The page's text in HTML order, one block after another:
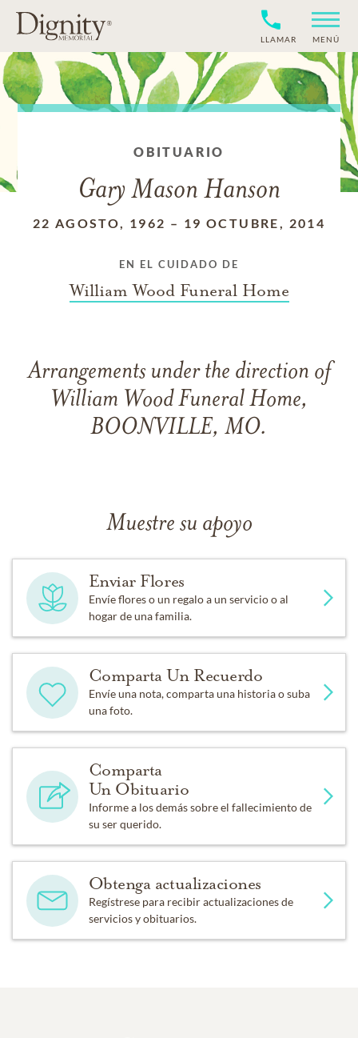
LLAMAR MENÚ
OBITUARIO
Gary Mason Hanson
22 AGOSTO, 1962 – 19 OCTUBRE, 2014
EN EL CUIDADO DE
William Wood Funeral Home
Arrangements under the direction of
William Wood Funeral Home,
BOONVILLE, MO.
Muestre su apoyo
Enviar Flores
Envíe flores o un regalo a un servicio o al
hogar de una familia.
Comparta Un Recuerdo
Envíe una nota, comparta una historia o suba
una foto.
Comparta
Un Obituario
Informe a los demás sobre el fallecimiento de
su ser querido.
Obtenga actualizaciones
Regístrese para recibir actualizaciones de
servicios y obituarios.